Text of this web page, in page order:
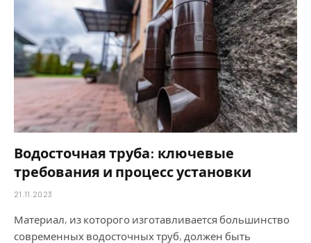
Водосточная труба: ключевые
требования и процесс установки
21.11.2023
Материал, из которого изготавливается большинство
современных водосточных труб, должен быть